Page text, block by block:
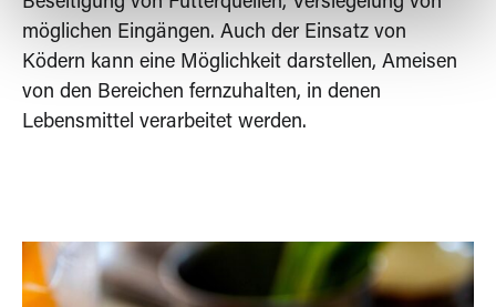
möglichen Eingängen. Auch der Einsatz von
Ködern kann eine Möglichkeit darstellen, Ameisen
von den Bereichen fernzuhalten, in denen
Lebensmittel verarbeitet werden.